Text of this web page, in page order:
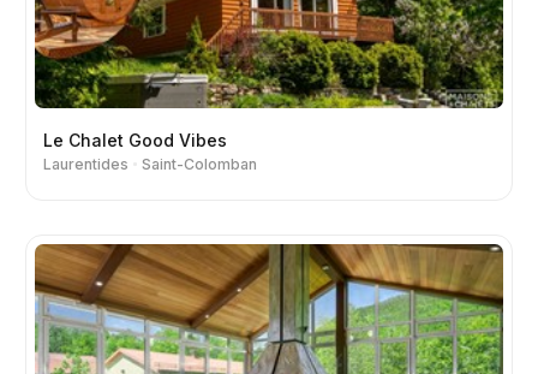
Le Chalet Good Vibes
Laurentides Saint-Colomban